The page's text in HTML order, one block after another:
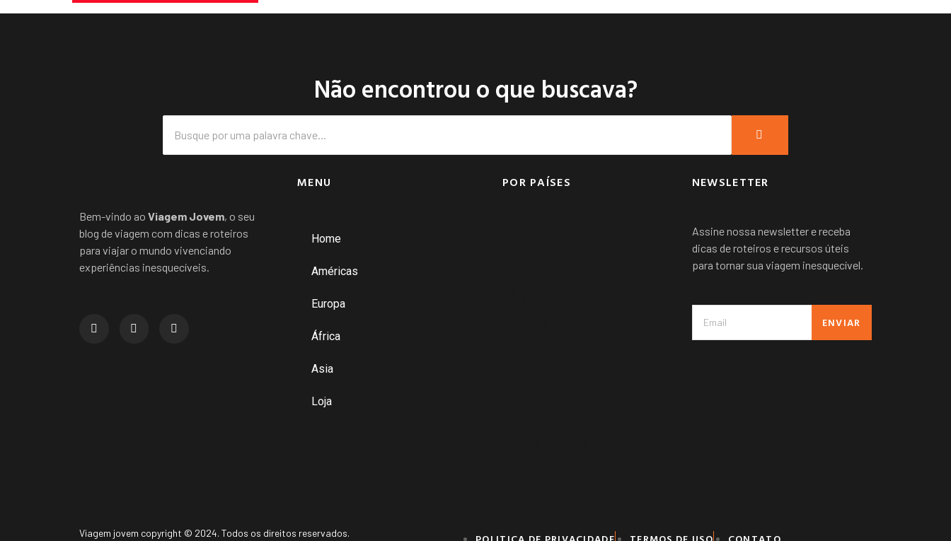
Não encontrou o que buscava?
Bem-vindo ao Viagem Jovem, o seu
blog de viagem com dicas e roteiros
para viajar o mundo vivenciando
experiências inesquecíveis.
MENU
Home
Américas
Europa
África
Asia
Loja
POR PAÍSES NEWSLETTER
Assine nossa newsletter e receba
dicas de roteiros e recursos úteis
para tornar sua viagem inesquecível.
ENVIAR
Viagem jovem copyright © 2024. Todos os direitos reservados.